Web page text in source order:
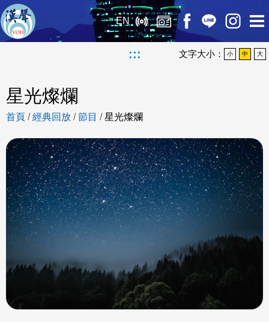
EN
::: 文字大小： 小 中 大
星光燦爛
首頁 /經典回放 /節目 /星光燦爛